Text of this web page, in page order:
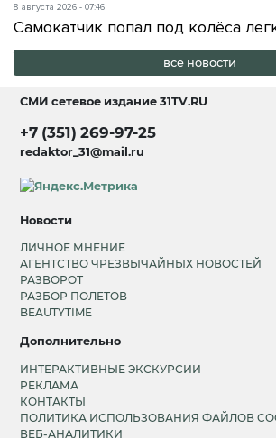
8 августа 2026 - 07:46
Самокатчик попал под колёса
все новости
СМИ сетевое издание31TV.RU
+7 (351) 269-97-25
redaktor_31@mail.ru
Новости
ЛИЧНОЕ МНЕНИЕ
АГЕНТСТВО ЧРЕЗВЫЧАЙНЫХ НОВОСТЕЙ
РАЗВОРОТ
РАЗБОР ПОЛЕТОВ
BEAUTYTIME
Дополнительно
ИНТЕРАКТИВНЫЕ ЭКСКУРСИИ
РЕКЛАМА
КОНТАКТЫ
ПОЛИТИКА ИСПОЛЬЗОВАНИЯ ФАЙЛОВ
ВЕБ-АНАЛИТИКИ